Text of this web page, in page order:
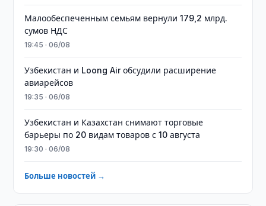
Малообеспеченным семьям вернули 179,2 млрд.
сумов НДС
19:45 · 06/08
Узбекистан и Loong Air обсудили расширение
авиарейсов
19:35 · 06/08
Узбекистан и Казахстан снимают торговые
барьеры по 20 видам товаров с 10 августа
19:30 · 06/08
Больше новостей →